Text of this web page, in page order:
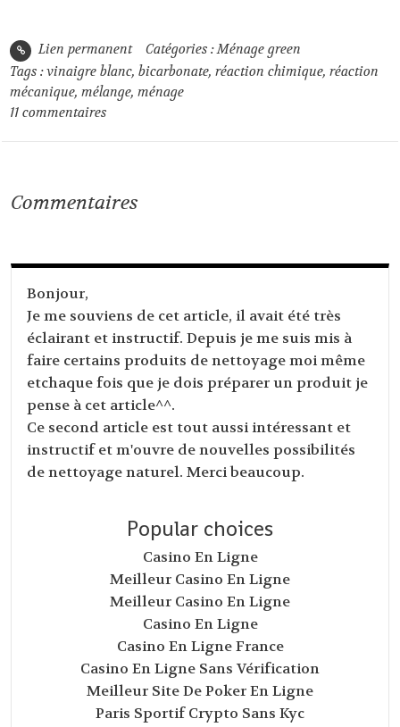
Lien permanent Catégories :Ménage green
Tags :vinaigre blanc,bicarbonate,réaction chimique,réaction
mécanique,mélange,ménage
11 commentaires
Commentaires
Bonjour,
Je me souviens de cet article, il avait été très
éclairant et instructif. Depuis je me suis mis à
faire certains produits de nettoyage moi même
etchaque fois que je dois préparer un produit je
pense à cet article^^.
Ce second article est tout aussi intéressant et
instructif et m'ouvre de nouvelles possibilités
de nettoyage naturel. Merci beaucoup.
Popular choices
Casino En Ligne
Meilleur Casino En Ligne
Meilleur Casino En Ligne
Casino En Ligne
Casino En Ligne France
Casino En Ligne Sans Vérification
Meilleur Site De Poker En Ligne
Paris Sportif Crypto Sans Kyc